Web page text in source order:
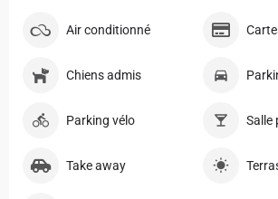
Air conditionné
Chiens admis
Parking vélo Salle
Take away